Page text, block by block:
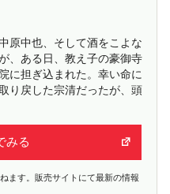
原中也、そして酒をこよな
、ある日、教え子の豪御寺
に担ぎ込まれた。幸い命に
り戻した宗清だったが、頭
みる
ます。販売サイトにて最新の情報